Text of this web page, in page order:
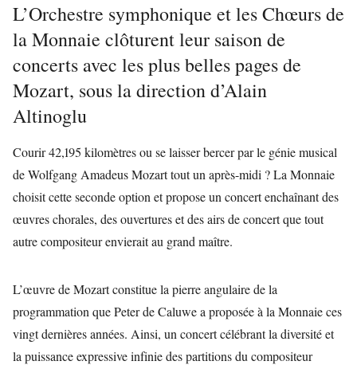
L’Orchestre symphonique et les Chœurs de
la Monnaie clôturent leur saison de
concerts avec les plus belles pages de
Mozart, sous la direction d’Alain
Altinoglu
Courir 42,195 kilomètres ou se laisser bercer par le génie musical
de Wolfgang Amadeus Mozart tout un après-midi ? La Monnaie
choisit cette seconde option et propose un concert enchaînant des
œuvres chorales, des ouvertures et des airs de concert que tout
autre compositeur envierait au grand maître.
L’œuvre de Mozart constitue la pierre angulaire de la
programmation que Peter de Caluwe a proposée à la Monnaie ces
vingt dernières années. Ainsi, un concert célébrant la diversité et
la puissance expressive infinie des partitions du compositeur